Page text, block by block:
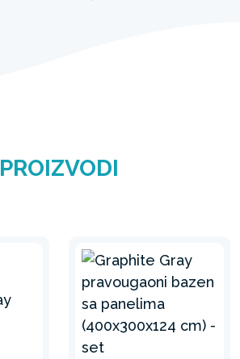
Kristal Clear® peščana
pumpa poboljšava filtraciju,
čistoću i bistrinu vode
koristeći Hidro Aeration™
tehnologiju.
PROIZVODI